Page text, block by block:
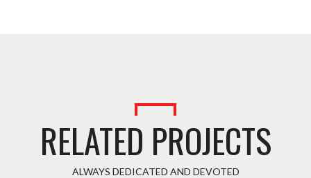
RELATED PROJECTS
ALWAYS DEDICATED AND DEVOTED